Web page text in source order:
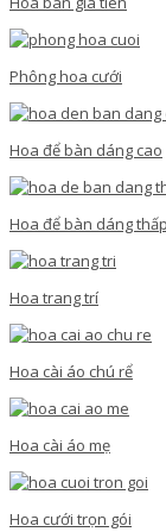
Phông hoa cưới
Hoa để bàn dáng cao
Hoa để bàn dáng thấp
Hoa trang trí
Hoa cài áo chú rể
Hoa cài áo mẹ
Hoa cưới trọn gói